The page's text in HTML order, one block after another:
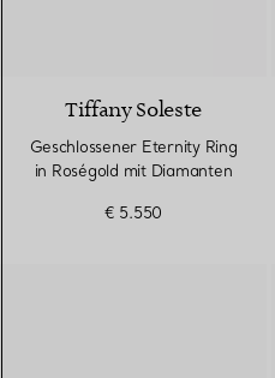
Tiffany Soleste
Geschlossener Eternity Ring
in Roségold mit Diamanten
€ 5.550